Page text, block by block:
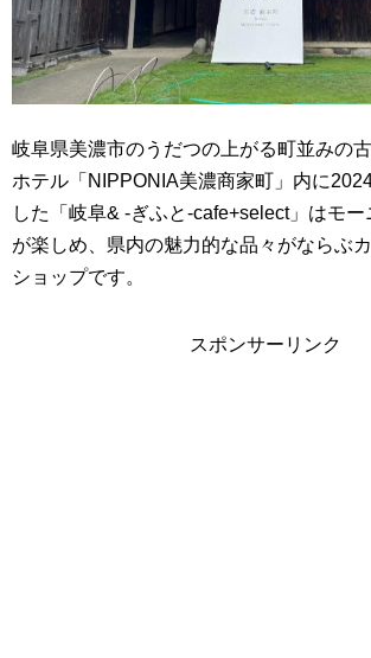
岐阜県美濃市のうだつの上がる町並みの
ホテル「NIPPONIA美濃商家町」内に
した「岐阜& -ぎふと-cafe+select」はモ
が楽しめ、県内の魅力的な品々がならぶ
ショップです。
スポンサーリンク